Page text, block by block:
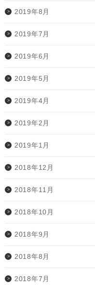
2019年8月
2019年7月
2019年6月
2019年5月
2019年4月
2019年2月
2019年1月
2018年12月
2018年11月
2018年10月
2018年9月
2018年8月
2018年7月